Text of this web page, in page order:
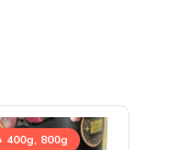
400g, 800g